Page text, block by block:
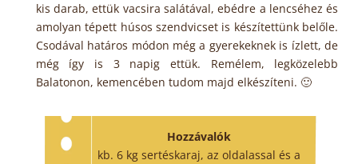
kis darab, ettük vacsira salátával, ebédre a lencséhez és
amolyan tépett húsos szendvicset is készítettünk belőle.
Csodával határos módon még a gyerekeknek is ízlett, de
még így is 3 napig ettük. Remélem, legközelebb
Balatonon, kemencében tudom majd elkészíteni. 🙂
Hozzávalók
kb. 6 kg sertéskaraj, az oldalassal és a